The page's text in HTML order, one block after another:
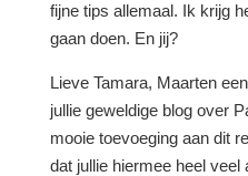
fijne tips allemaal. Ik krijg
gaan doen. En jij?
Lieve Tamara, Maarten
jullie geweldige blog over
mooie toevoeging aan dit
dat jullie hiermee heel